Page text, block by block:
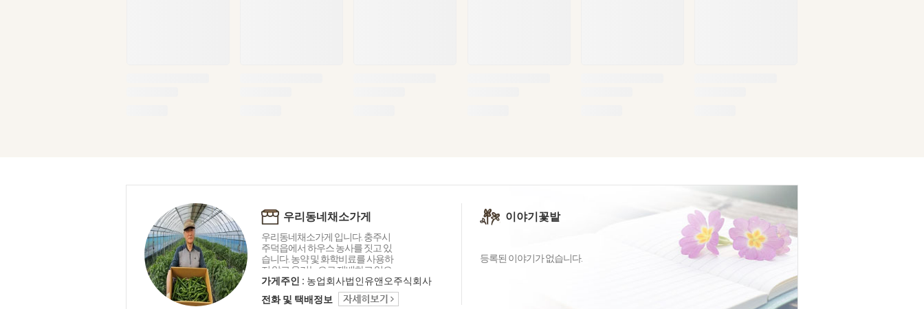
우리동네채소가게
우리동네채소가게 입니다. 충주시
주덕읍에서 하우스 농사를 짓고 있
습니다. 농약 및 화학비료를 사용하
지 않고 유기농으로 재배하고 있으
며 조금씩 재배품목을 늘려 다양한
품목을 판매할 수 있도록 노력중입
니다. 저희 농산물로는 구색을 다 갖
가게주인 : 농업회사법인유앤오주식회사
전화 및 택배정보
이야기꽃밭
등록된 이야기가 없습니다.